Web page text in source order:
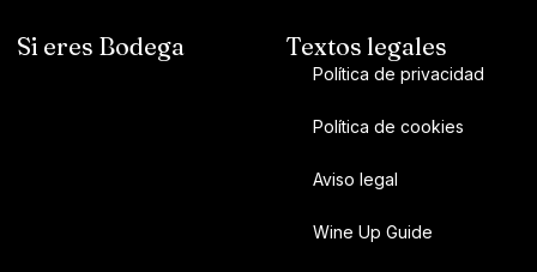
Si eres Bodega Textos legales
Política de privacidad
Política de cookies
Aviso legal
Wine Up Guide